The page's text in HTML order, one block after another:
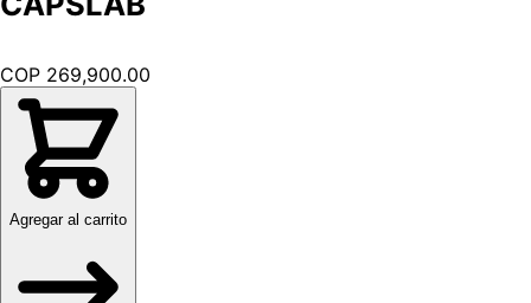
COP 269,900.00
Agregar al carrito